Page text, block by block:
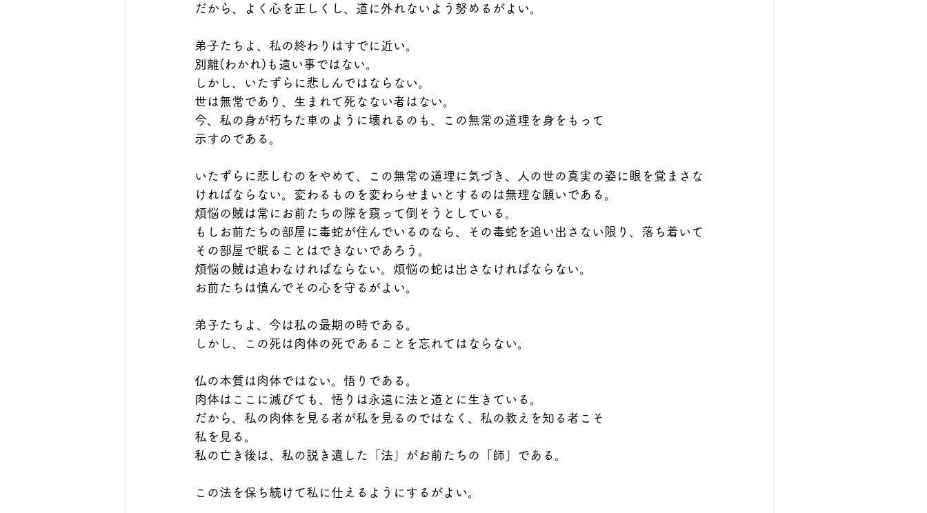
だから、よく心を正しくし、道に外れないよう努めるがよい。
弟子たちよ、私の終わりはすでに近い。
別離(わかれ)も遠い事ではない。
しかし、いたずらに悲しんではならない。
世は無常であり、生まれて死なない者はない。
今、私の身が朽ちた車のように壊れるのも、この無常の道理を身をもって
示すのである。
いたずらに悲しむのをやめて、この無常の道理に気づき、人の世の真実の姿に眼を覚まさな
ければならない。変わるものを変わらせまいとするのは無理な願いである。
煩悩の賊は常にお前たちの隙を窺って倒そうとしている。
もしお前たちの部屋に毒蛇が住んでいるのなら、その毒蛇を追い出さない限り、落ち着いて
その部屋で眠ることはできないであろう。
煩悩の賊は追わなければならない。煩悩の蛇は出さなければならない。
お前たちは慎んでその心を守るがよい。
弟子たちよ、今は私の最期の時である。
しかし、この死は肉体の死であることを忘れてはならない。
仏の本質は肉体ではない。悟りである。
肉体はここに滅びても、悟りは永遠に法と道とに生きている。
だから、私の肉体を見る者が私を見るのではなく、私の教えを知る者こそ
私を見る。
私の亡き後は、私の説き遺した「法」がお前たちの「師」である。
この法を保ち続けて私に仕えるようにするがよい。